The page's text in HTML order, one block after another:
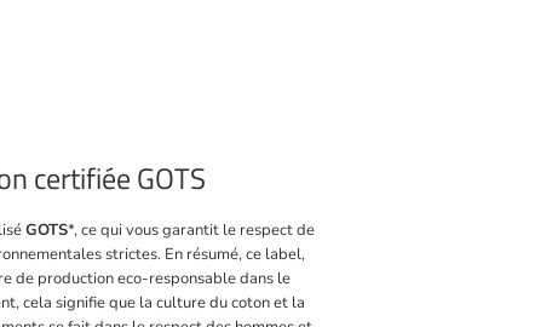
certifiée GOTS
GOTS*, ce qui vous garantit le respect de
strictes. En résumé, ce label,
de production eco-responsable dans le
cela signifie que la culture du coton et la